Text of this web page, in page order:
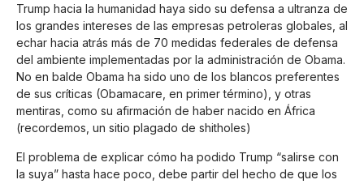
Trump hacia la humanidad haya sido su defensa a ultranza de
los grandes intereses de las empresas petroleras globales, al
echar hacia atrás más de 70 medidas federales de defensa
del ambiente implementadas por la administración de Obama.
No en balde Obama ha sido uno de los blancos preferentes
de sus críticas (Obamacare, en primer término), y otras
mentiras, como su afirmación de haber nacido en África
(recordemos, un sitio plagado de shitholes)
El problema de explicar cómo ha podido Trump “salirse con
la suya” hasta hace poco, debe partir del hecho de que los